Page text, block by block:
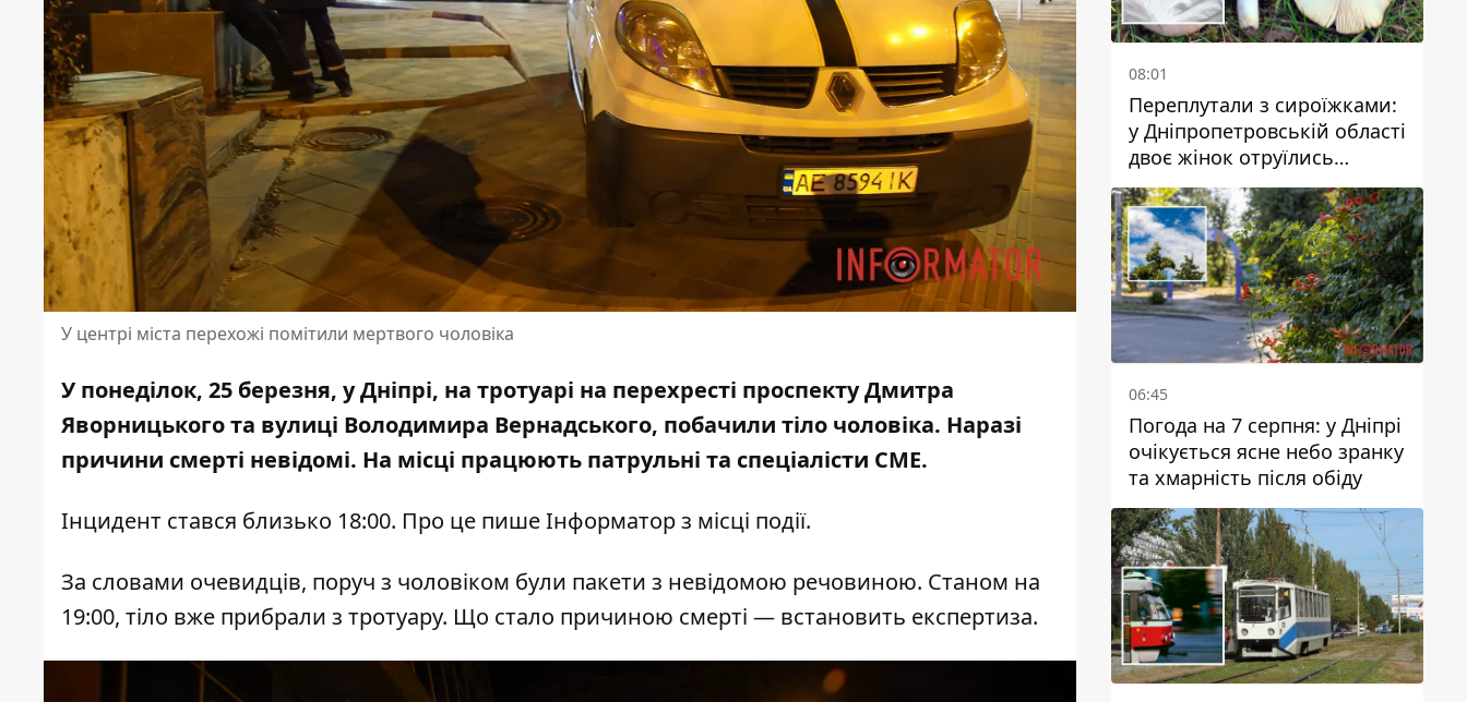
У центрі міста перехожі помітили мертвого чоловіка
У понеділок, 25 березня, у Дніпрі, на тротуарі на перехресті проспекту Дмитра
Яворницького та вулиці Володимира Вернадського, побачили тіло чоловіка. Наразі
причини смерті невідомі. На місці працюють патрульні та спеціалісти СМЕ.
Інцидент стався близько 18:00. Про це пише Інформатор з місці події.
За словами очевидців, поруч з чоловіком були пакети з невідомою речовиною. Станом на
19:00, тіло вже прибрали з тротуару. Що стало причиною смерті — встановить експертиза.
08:01
Переплутали з сироїжками:
у Дніпропетровській області
двоє жінок отруїлись
грибами
06:45
Погода на 7 серпня: у Дніпрі
очікується ясне небо зранку
та хмарність після обіду